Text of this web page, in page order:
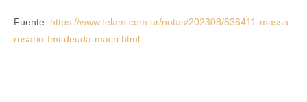
Fuente: https://www.telam.com.ar/notas/202308/636411-massa-
rosario-fmi-deuda-macri.html